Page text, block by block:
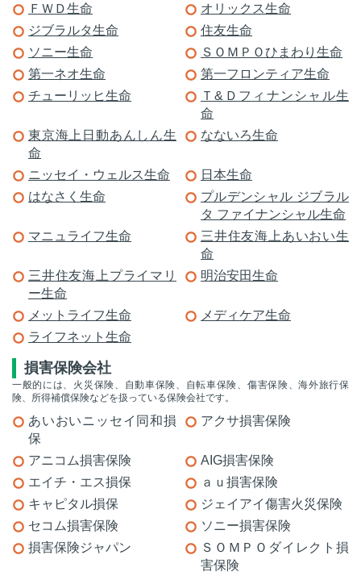
ＦＷＤ生命
オリックス生命
ジブラルタ生命
住友生命
ソニー生命
ＳＯＭＰＯひまわり生命
第一ネオ生命
第一フロンティア生命
チューリッヒ生命
Ｔ&Ｄフィナンシャル生
命
東京海上日動あんしん生
命
なないろ生命
ニッセイ・ウェルス生命
日本生命
はなさく生命
プルデンシャル ジブラル
タ ファイナンシャル生命
マニュライフ生命
三井住友海上あいおい生
命
三井住友海上プライマリ
ー生命
明治安田生命
メットライフ生命
メディケア生命
ライフネット生命
損害保険会社
一般的には、火災保険、自動車保険、自転車保険、傷害保険、海外旅行保
険、所得補償保険などを扱っている保険会社です。
あいおいニッセイ同和損
保
アクサ損害保険
アニコム損害保険
AIG損害保険
エイチ・エス損保
ａｕ損害保険
キャピタル損保
ジェイアイ傷害火災保険
セコム損害保険
ソニー損害保険
損害保険ジャパン
ＳＯＭＰＯダイレクト損
害保険